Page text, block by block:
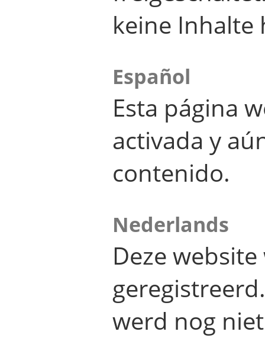
keine Inhalte
Español
Esta página
activada y
contenido.
Nederlands
Deze
werd nog